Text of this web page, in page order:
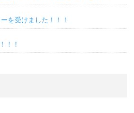
を受けました！！！
！！